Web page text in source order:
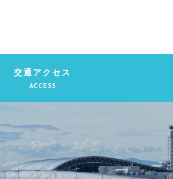
交通アクセス
ACCESS